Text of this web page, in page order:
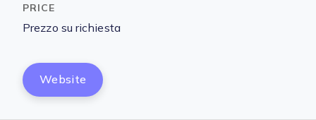
Prezzo su richiesta
Website